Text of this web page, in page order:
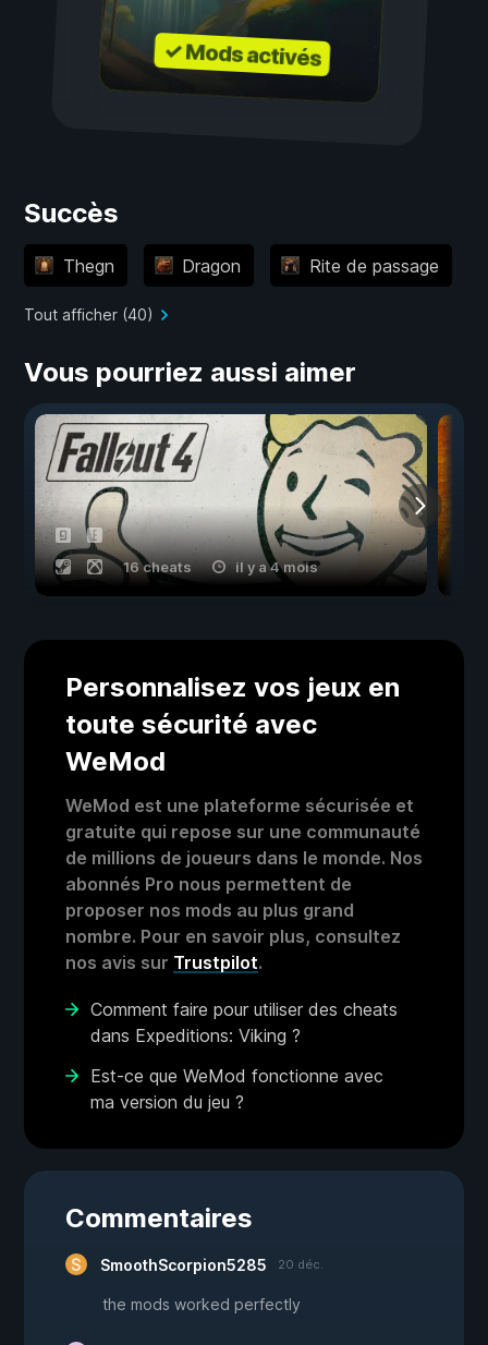
✓ Mods activés
Succès
Thegn Dragon Rite de passage
Tout afficher (40)
Vous pourriez aussi aimer
16 cheats il y a 4 mois
Personnalisez vos jeux en
toute sécurité avec
WeMod
WeMod est une plateforme sécurisée et
gratuite qui repose sur une communauté
de millions de joueurs dans le monde. Nos
abonnés Pro nous permettent de
proposer nos mods au plus grand
nombre. Pour en savoir plus, consultez
nos avis sur Trustpilot.
Comment faire pour utiliser des cheats
dans Expeditions: Viking ?
Est-ce que WeMod fonctionne avec
ma version du jeu ?
Commentaires
SmoothScorpion5285 20 déc.
the mods worked perfectly